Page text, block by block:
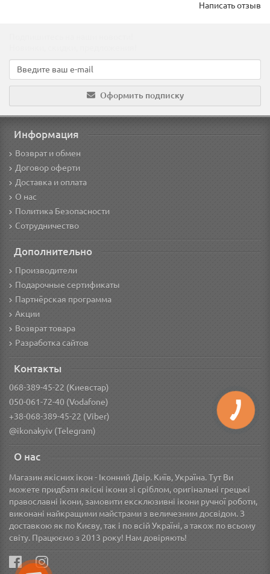
Написать отзыв
Оформить подписку
Информация
Возврат и обмен
Договор оферти
Доставка и оплата
О нас
Политика Безопасности
Сотрудничество
Дополнительно
Производители
Подарочные сертификаты
Партнёрская программа
Акции
Возврат товара
Разработка сайтов
Контакты
068-389-45-22 (Киевстар)
050-061-72-40 (Vodafone)
+38-068-389-45-22 (Viber)
@ikonakyiv (Telegram)
О нас
Магазин якісних ікон - Іконний Двір. Київ, Україна. Тут Ви
можете придбати якісні ікони зі сріблом, оригінальні грецькі
православні ікони, замовити ексклюзивні ікони ручної роботи,
виконані найкращими майстрами з величезним досвідом. З
доставкою як по Києву, так і по всій Україні, а також по всьому
світу. Працюємо з 2013 року! Нам довіряють!